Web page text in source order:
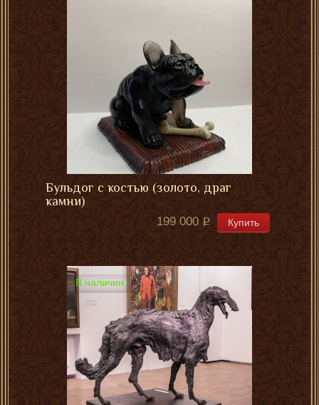
Бульдог с костью (золото, драг
камни)
199 000 Купить
В наличии